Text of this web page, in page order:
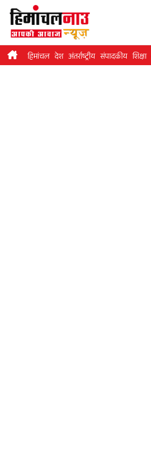
Skip
content
हिमांचल देश अंतर्राष्ट्रीय संपादकीय शिक्षा